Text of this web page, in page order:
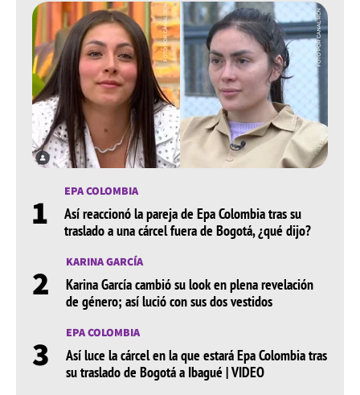
1 EPA COLOMBIA
Así reaccionó la pareja de Epa Colombia tras su
traslado a una cárcel fuera de Bogotá, ¿qué dijo?
2 KARINA GARCÍA
Karina García cambió su look en plena revelación
de género; así lució con sus dos vestidos
3 EPA COLOMBIA
Así luce la cárcel en la que estará Epa Colombia tras
su traslado de Bogotá a Ibagué | VIDEO